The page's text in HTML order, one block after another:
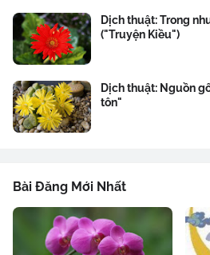
Dịch thuật: Trong
("Truyện Kiều")
Dịch thuật: Nguồn
tôn"
Bài Đăng Mới Nhất